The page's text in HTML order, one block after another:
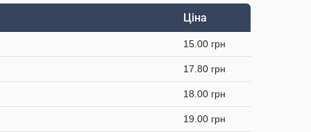
Ціна
15.00 грн
17.80 грн
18.00 грн
19.00 грн